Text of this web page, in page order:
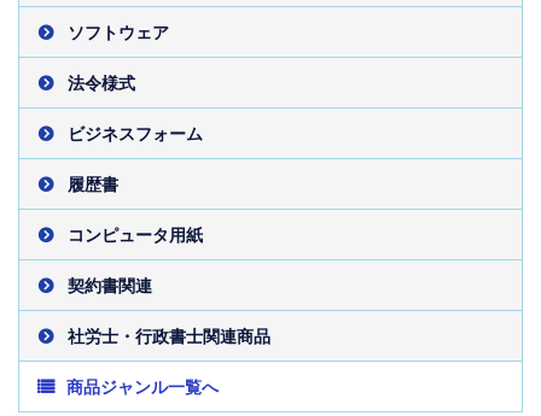
ソフトウェア
法令様式
ビジネスフォーム
履歴書
コンピュータ用紙
契約書関連
社労士・行政書士関連商品
商品ジャンル一覧へ